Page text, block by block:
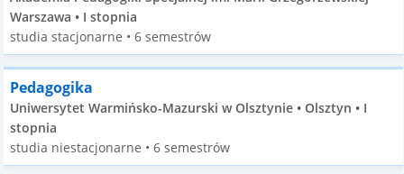
Warszawa • I stopnia
studia stacjonarne • 6 semestrów
Pedagogika
Uniwersytet Warmińsko-Mazurski w Olsztynie • Olsztyn • I
stopnia
studia niestacjonarne • 6 semestrów